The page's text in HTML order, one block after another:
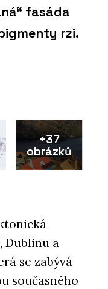
fasáda
rzi.
+37
obrázků
Dublinu a
se zabývá
současného